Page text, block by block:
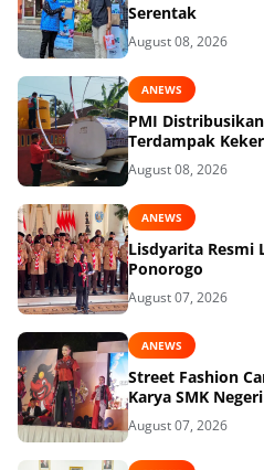
Serentak
August 08, 2026
ANEWS
PMI
Terdampak
August 08, 2026
ANEWS
Lisdyarita Resmi
Ponorogo
August 07, 2026
ANEWS
Street Fashion
Karya SMK
August 07, 2026